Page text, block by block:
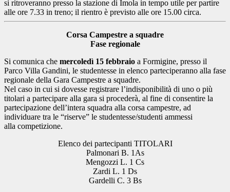
si ritroveranno presso la stazione di Imola in tempo utile per partire
alle ore 7.33 in treno; il rientro è previsto alle ore 15.00 circa.
Corsa Campestre a squadre
Fase regionale
Si comunica che mercoledì 15 febbraio a Formigine, presso il
Parco Villa Gandini, le studentesse in elenco parteciperanno alla fase
regionale della Gara Campestre a squadre.
Nel caso in cui si dovesse registrare l’indisponibilità di uno o più
titolari a partecipare alla gara si procederà, al fine di consentire la
partecipazione dell’intera squadra alla corsa campestre, ad
individuare tra le “riserve” le studentesse/studenti ammessi
alla competizione.
Elenco dei partecipanti TITOLARI
Palmonari B. 1As
Mengozzi L. 1 Cs
Zardi L. 1 Ds
Gardelli C. 3 Bs